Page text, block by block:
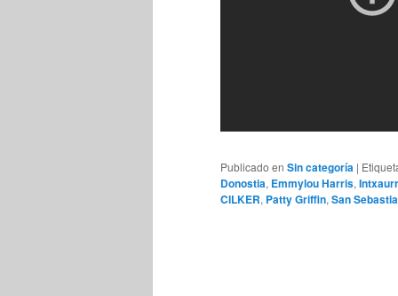
Publicado en Sin categoría |
Donostia, Emmylou Harris,
CILKER, Patty Griffin, San